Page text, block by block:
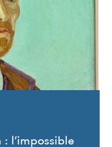
l’impossible